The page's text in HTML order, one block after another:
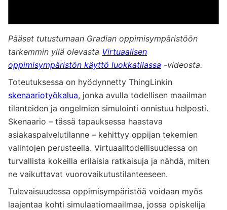
Pääset tutustumaan Gradian oppimisympäristöön
tarkemmin yllä olevasta Virtuaalisen
oppimisympäristön käyttö luokkatilassa -videosta.
Toteutuksessa on hyödynnetty ThingLinkin
skenaariotyökalua, jonka avulla todellisen maailman
tilanteiden ja ongelmien simulointi onnistuu helposti.
Skenaario – tässä tapauksessa haastava
asiakaspalvelutilanne – kehittyy oppijan tekemien
valintojen perusteella. Virtuaalitodellisuudessa on
turvallista kokeilla erilaisia ratkaisuja ja nähdä, miten
ne vaikuttavat vuorovaikutustilanteeseen.
Tulevaisuudessa oppimisympäristöä voidaan myös
laajentaa kohti simulaatiomaailmaa, jossa opiskelija